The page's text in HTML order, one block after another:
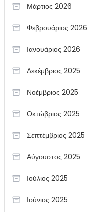
Μάρτιος 2026
Φεβρουάριος 2026
Ιανουάριος 2026
Δεκέμβριος 2025
Νοέμβριος 2025
Οκτώβριος 2025
Σεπτέμβριος 2025
Αύγουστος 2025
Ιούλιος 2025
Ιούνιος 2025